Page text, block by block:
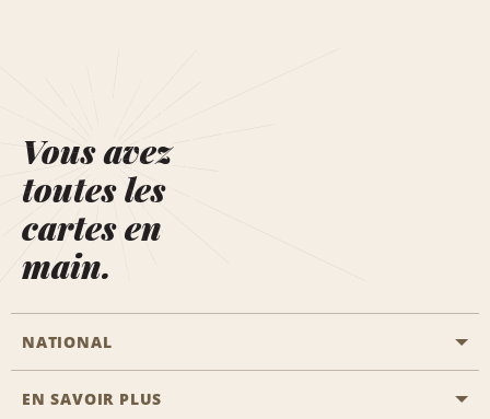
Vous avez
toutes les
cartes en
main.
NATIONAL
Passer une réservation
EN SAVOIR PLUS